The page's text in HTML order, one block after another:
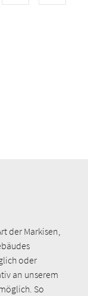
der Markisen,
oder
an unserem
So